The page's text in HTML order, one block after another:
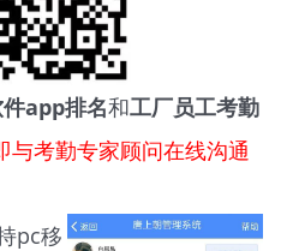
app排名和工厂员工考勤
与考勤专家顾问在线沟通
pc移